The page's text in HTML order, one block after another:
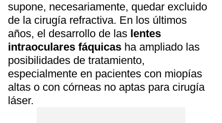
supone, necesariamente, quedar excluido
de la cirugía refractiva. En los últimos
años, el desarrollo de las lentes
intraoculares fáquicas ha ampliado las
posibilidades de tratamiento,
especialmente en pacientes con miopías
altas o con córneas no aptas para cirugía
láser.